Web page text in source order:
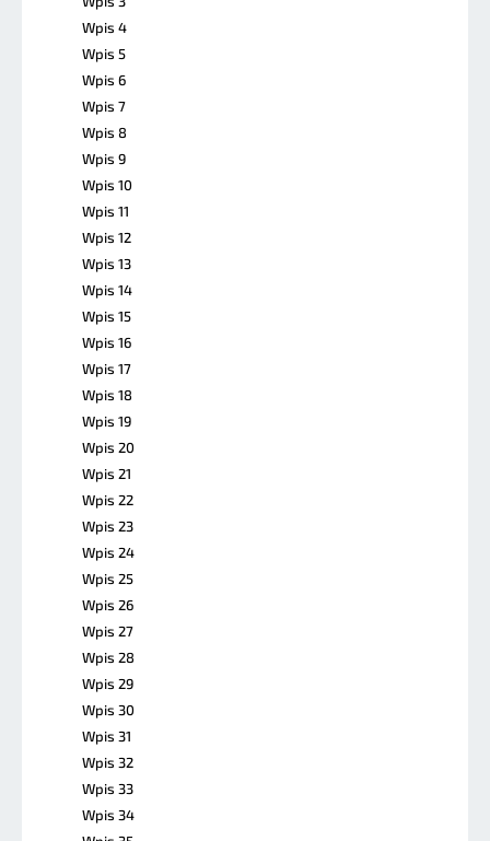
Wpis 4
Wpis 5
Wpis 6
Wpis 7
Wpis 8
Wpis 9
Wpis 10
Wpis 11
Wpis 12
Wpis 13
Wpis 14
Wpis 15
Wpis 16
Wpis 17
Wpis 18
Wpis 19
Wpis 20
Wpis 21
Wpis 22
Wpis 23
Wpis 24
Wpis 25
Wpis 26
Wpis 27
Wpis 28
Wpis 29
Wpis 30
Wpis 31
Wpis 32
Wpis 33
Wpis 34